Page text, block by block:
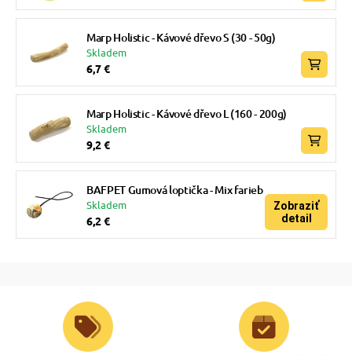
Marp Holistic - Kávové dřevo S (30 - 50g)
Skladem
6,7 €
Marp Holistic - Kávové dřevo L (160 - 200g)
Skladem
9,2 €
BAFPET Gumová loptička - Mix farieb
Skladem
6,2 €
Zobraziť
detail